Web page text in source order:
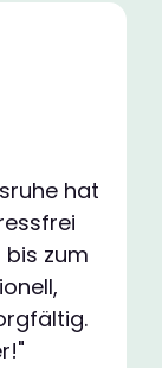
hat
zum